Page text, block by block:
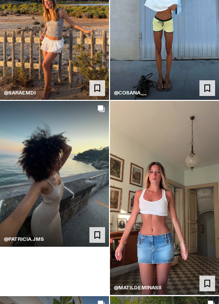
@SARAEMDI @COSANA__
@PATRICIA.JMS
@MATILDEMINASII